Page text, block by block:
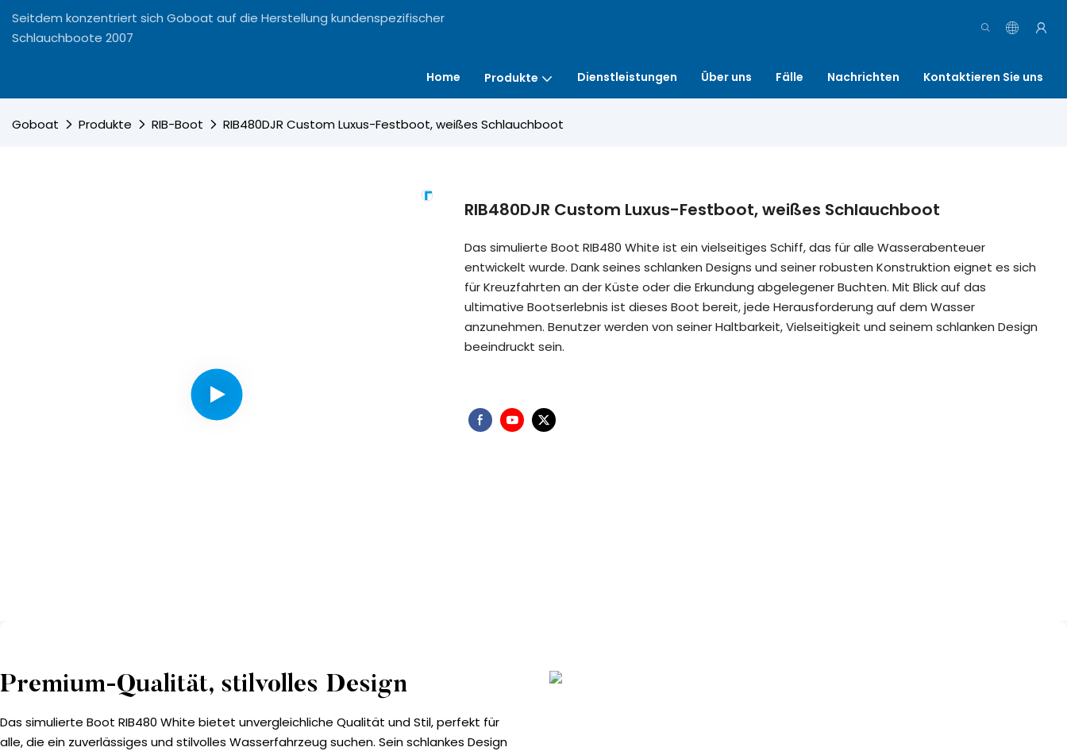
Seitdem konzentriert sich Goboat auf die Herstellung kundenspezifischer
Schlauchboote 2007
Home Produkte Dienstleistungen Über uns Fälle Nachrichten Kontaktieren Sie uns
Goboat Produkte RIB-Boot RIB480DJR Custom Luxus-Festboot, weißes Schlauchboot
RIB480DJR Custom Luxus-Festboot, weißes Schlauchboot
Das simulierte Boot RIB480 White ist ein vielseitiges Schiff, das für alle Wasserabenteuer
entwickelt wurde. Dank seines schlanken Designs und seiner robusten Konstruktion eignet es sich
für Kreuzfahrten an der Küste oder die Erkundung abgelegener Buchten. Mit Blick auf das
ultimative Bootserlebnis ist dieses Boot bereit, jede Herausforderung auf dem Wasser
anzunehmen. Benutzer werden von seiner Haltbarkeit, Vielseitigkeit und seinem schlanken Design
beeindruckt sein.
Premium-Qualität, stilvolles Design
Das simulierte Boot RIB480 White bietet unvergleichliche Qualität und Stil, perfekt für
alle, die ein zuverlässiges und stilvolles Wasserfahrzeug suchen. Sein schlankes Design